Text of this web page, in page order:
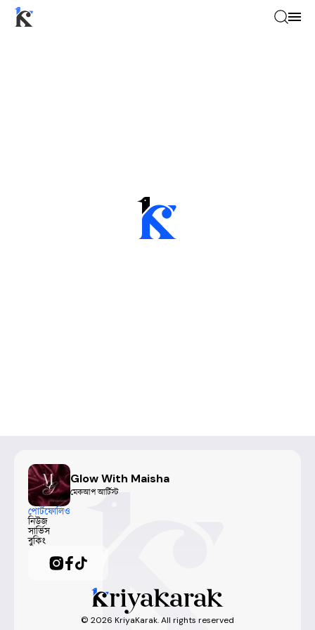
Glow With Maisha
মেকআপ আর্টিস্ট
পোর্টফোলিও
নিউজ
সার্ভিস
বুকিং
© 2026 KriyaKarak. All rights reserved